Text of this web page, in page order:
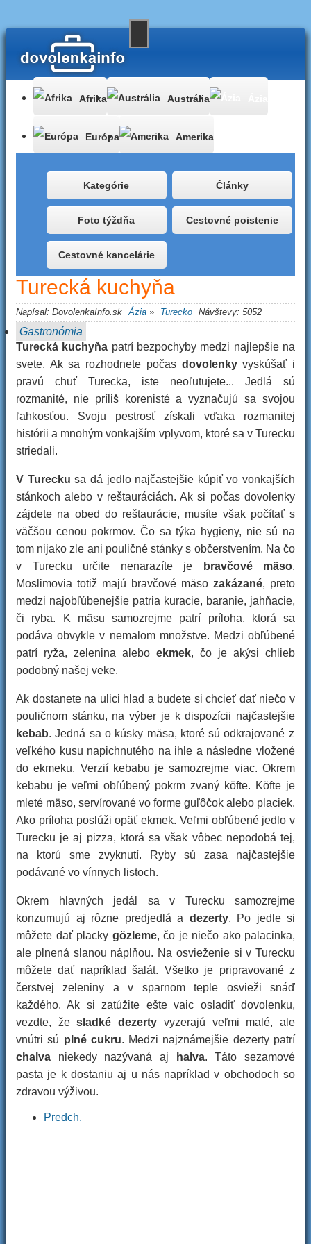
Afrika Austrália
Európa Amerika
Kategórie Články
Foto týždňa Cestovné poistenie
Cestovné kancelárie
Turecká kuchyňa
Napísal: DovolenkaInfo.sk Ázia » Turecko Návštevy: 5052
Gastronómia
Turecká kuchyňa patrí bezpochyby medzi najlepšie na
svete. Ak sa rozhodnete počas dovolenkyvyskúšať i
pravú chuť Turecka, iste neoľutujete... Jedlá sú
rozmanité, nie príliš korenisté a vyznačujú sa svojou
ľahkosťou. Svoju pestrosť získali vďaka rozmanitej
histórii a mnohým vonkajším vplyvom, ktoré sa v Turecku
striedali.
V Turecku sa dá jedlo najčastejšie kúpiť vo vonkajších
stánkoch alebo v reštauráciách. Ak si počas dovolenky
zájdete na obed do reštaurácie, musíte však počítať s
väčšou cenou pokrmov. Čo sa týka hygieny, nie sú na
tom nijako zle ani pouličné stánky s občerstvením. Na čo
v Turecku určite nenarazíte je
bravčové mäso.
Moslimovia totiž majú bravčové mäso zakázané, preto
medzi najobľúbenejšie patria kuracie, baranie, jahňacie,
či ryba. K mäsu samozrejme patrí príloha, ktorá sa
podáva obvykle v nemalom množstve. Medzi obľúbené
patrí ryža, zelenina alebo ekmek, čo je akýsi chlieb
podobný našej veke.
Ak dostanete na ulici hlad a budete si chcieť dať niečo v
pouličnom stánku, na výber je k dispozícii najčastejšie
kebab. Jedná sa o kúsky mäsa, ktoré sú odkrajované z
veľkého kusu napichnutého na ihle a následne vložené
do ekmeku. Verzií kebabu je samozrejme viac. Okrem
kebabu je veľmi obľúbený pokrm zvaný köfte. Köfte je
mleté mäso, servírované vo forme guľôčok alebo placiek.
Ako príloha poslúži opäť ekmek. Veľmi obľúbené jedlo v
Turecku je aj pizza, ktorá sa však vôbec nepodobá tej,
na ktorú sme zvyknutí. Ryby sú zasa najčastejšie
podávané vo vínnych listoch.
Okrem hlavných jedál sa v Turecku samozrejme
konzumujú aj rôzne predjedlá a dezerty. Po jedle si
môžete dať placky gözleme, čo je niečo ako palacinka,
ale plnená slanou náplňou. Na osvieženie si v Turecku
môžete dať napríklad šalát. Všetko je pripravované z
čerstvej zeleniny a v sparnom teple osvieži snáď
každého. Ak si zatúžite ešte vaic osladiť dovolenku,
vezdte, žesladké dezerty vyzerajú veľmi malé, ale
vnútri sú plné cukru. Medzi najznámejšie dezerty patrí
chalva niekedy nazývaná aj halva. Táto sezamové
pasta je k dostaniu aj u nás napríklad v obchodoch so
zdravou výživou.
Predch.